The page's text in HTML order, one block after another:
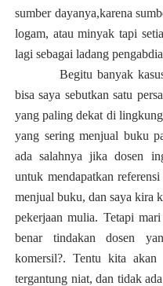
sumber dayanya,karena
logam, atau minyak tapi
lagi sebagai ladang
Begitu banyak
bisa saya sebutkan satu
yang paling dekat di
yang sering menjual buku
ada salahnya jika dosen
untuk mendapatkan
menjual buku, dan saya kira
pekerjaan mulia. Tetapi
benar tindakan dosen
komersil?. Tentu kita
tergantung niat, dan tidak